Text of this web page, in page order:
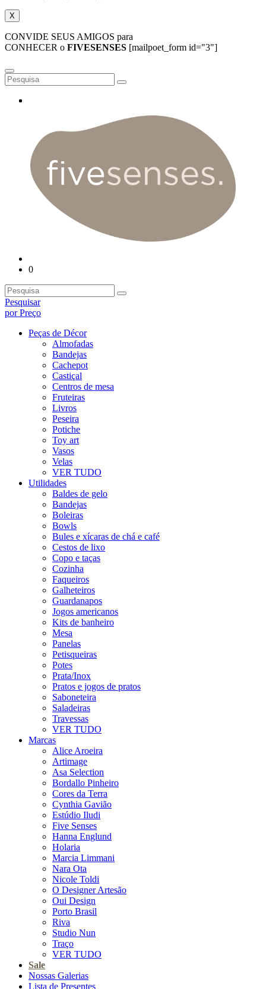
X
CONVIDE SEUS AMIGOS para
CONHECER o FIVESENSES [mailpoet_form id="3"]
0
Pesquisar
por Preço
Peças de Décor
Almofadas
Bandejas
Cachepot
Castiçal
Centros de mesa
Fruteiras
Livros
Peseira
Potiche
Toy art
Vasos
Velas
VER TUDO
Utilidades
Baldes de gelo
Bandejas
Boleiras
Bowls
Bules e xícaras de chá e café
Cestos de lixo
Copo e taças
Cozinha
Faqueiros
Galheteiros
Guardanapos
Jogos americanos
Kits de banheiro
Mesa
Panelas
Petisqueiras
Potes
Prata/Inox
Pratos e jogos de pratos
Saboneteira
Saladeiras
Travessas
VER TUDO
Marcas
Alice Aroeira
Artimage
Asa Selection
Bordallo Pinheiro
Cores da Terra
Cynthia Gavião
Estúdio Iludi
Five Senses
Hanna Englund
Holaria
Marcia Limmani
Nara Ota
Nicole Toldi
O Designer Artesão
Oui Design
Porto Brasil
Riva
Studio Nun
Traço
VER TUDO
Sale
Nossas Galerias
Lista de Presentes